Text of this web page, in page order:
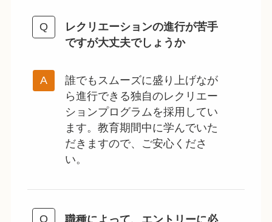
レクリエーションの進行が苦手
ですが大丈夫でしょうか
誰でもスムーズに盛り上げなが
ら進行できる独自のレクリエー
ションプログラムを採用してい
ます。教育期間中に学んでいた
だきますので、ご安心くださ
い。
職種によって、エントリーに必